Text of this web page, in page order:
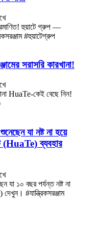
হুয়াটে গ্রুপ —
#হুয়াটেগ্রুপ
সরাসরি কারখানা!
HuaTe-কেই বেছে নিন!
যা নষ্ট না হয়ে
(HuaTe) ব্যবহার
যা ১০ বছর পর্যন্ত নষ্ট না
#যান্ত্রিকসরঞ্জাম